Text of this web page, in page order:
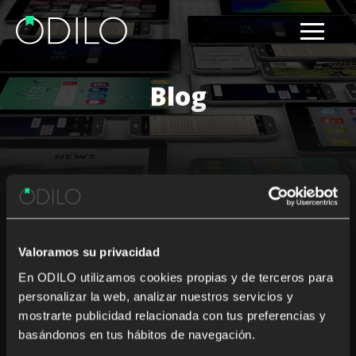
Valoramos su privacidad
En ODILO utilizamos cookies propias y de terceros para
personalizar la web, analizar nuestros servicios y
mostrarte publicidad relacionada con tus preferencias y
basándonos en tus hábitos de navegación.
Blog
Nothing Found
It seems we can’t find what you’re looking for. Perhaps
searching can help.